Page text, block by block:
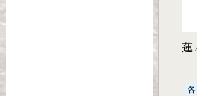
蓮